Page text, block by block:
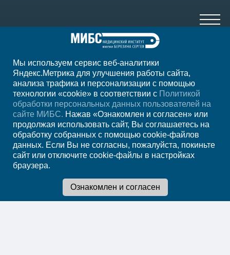
+7 8412 94-98-01
ежедн. 7.00-23.00
РегионПенза
Записаться на
прием
Мы используем сервис веб-аналитики
Яндекс.Метрика для улучшения работы сайта,
анализа трафика и персонализации с помощью
технологии «cookie» в соответствии с Политикой
обработки персональных данных пользователей на
сайте МИБС. Нажав «Ознакомлен и согласен» или
продолжая использовать сайт, Вы соглашаетесь на
обработку собранных с помощью cookie-файлов
данных. Если Вы не согласны, пожалуйста, покиньте
сайт или отключите cookie-файлы в настройках
браузера.